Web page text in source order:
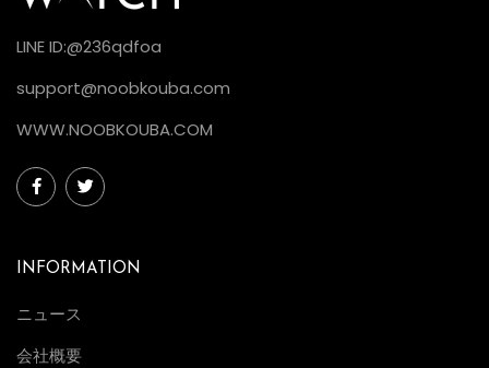
LINE ID:@236qdfoa
support@noobkouba.com
WWW.NOOBKOUBA.COM
INFORMATION
ニュース
会社概要